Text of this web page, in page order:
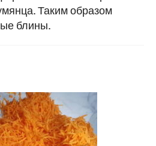
Таким образом
блины.